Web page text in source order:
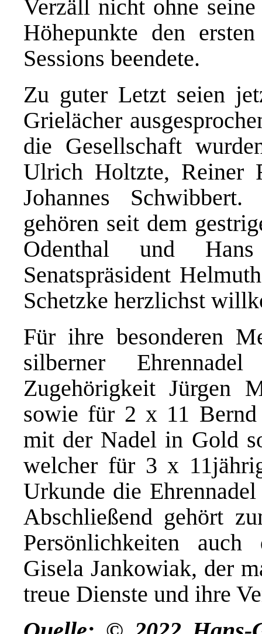
Verzäll nicht ohne
Höhepunkte den
Sessions beendete.
Zu guter Letzt seien
Grielächer
die Gesellschaft
Ulrich Holtzte, Reiner
Johannes
gehören seit dem
Odenthal und
Senatspräsident
Schetzke herzlichst
Für ihre besonderen
silberner
Zugehörigkeit Jürgen
sowie für 2 x 11 Bernd
mit der Nadel in Gold
welcher für 3 x
Urkunde die
Abschließend gehört
Persönlichkeiten
Gisela Jankowiak, der
treue Dienste und ihre